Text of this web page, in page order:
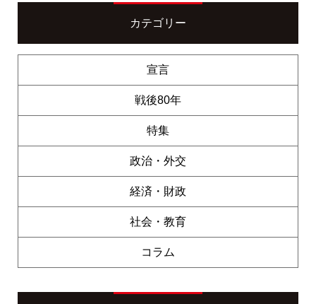
カテゴリー
宣言
戦後80年
特集
政治・外交
経済・財政
社会・教育
コラム